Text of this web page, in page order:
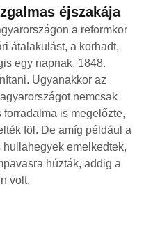
éjszakája
a reformkor
átalakulást, a korhadt,
egy napnak, 1848.
Ugyanakkor az
nemcsak
is megelőzte,
föl. De amíg például a
emelkedtek,
húzták, addig a
volt.